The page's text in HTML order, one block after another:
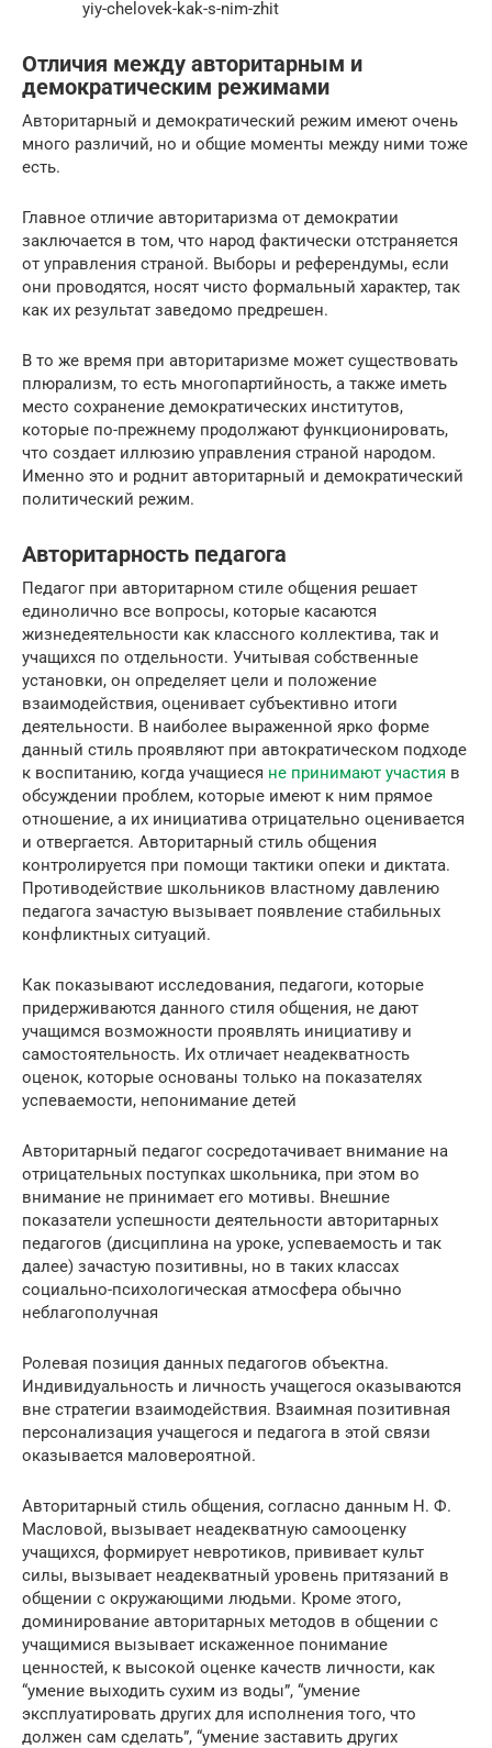
yiy-chelovek-kak-s-nim-zhit
Отличия между авторитарным и
демократическим режимами
Авторитарный и демократический режим имеют очень
много различий, но и общие моменты между ними тоже
есть.
Главное отличие авторитаризма от демократии
заключается в том, что народ фактически отстраняется
от управления страной. Выборы и референдумы, если
они проводятся, носят чисто формальный характер, так
как их результат заведомо предрешен.
В то же время при авторитаризме может существовать
плюрализм, то есть многопартийность, а также иметь
место сохранение демократических институтов,
которые по-прежнему продолжают функционировать,
что создает иллюзию управления страной народом.
Именно это и роднит авторитарный и демократический
политический режим.
Авторитарность педагога
Педагог при авторитарном стиле общения решает
единолично все вопросы, которые касаются
жизнедеятельности как классного коллектива, так и
учащихся по отдельности. Учитывая собственные
установки, он определяет цели и положение
взаимодействия, оценивает субъективно итоги
деятельности. В наиболее выраженной ярко форме
данный стиль проявляют при автократическом подходе
к воспитанию, когда учащиеся не принимают участия в
обсуждении проблем, которые имеют к ним прямое
отношение, а их инициатива отрицательно оценивается
и отвергается. Авторитарный стиль общения
контролируется при помощи тактики опеки и диктата.
Противодействие школьников властному давлению
педагога зачастую вызывает появление стабильных
конфликтных ситуаций.
Как показывают исследования, педагоги, которые
придерживаются данного стиля общения, не дают
учащимся возможности проявлять инициативу и
самостоятельность. Их отличает неадекватность
оценок, которые основаны только на показателях
успеваемости, непонимание детей
Авторитарный педагог сосредотачивает внимание на
отрицательных поступках школьника, при этом во
внимание не принимает его мотивы. Внешние
показатели успешности деятельности авторитарных
педагогов (дисциплина на уроке, успеваемость и так
далее) зачастую позитивны, но в таких классах
социально-психологическая атмосфера обычно
неблагополучная
Ролевая позиция данных педагогов объектна.
Индивидуальность и личность учащегося оказываются
вне стратегии взаимодействия. Взаимная позитивная
персонализация учащегося и педагога в этой связи
оказывается маловероятной.
Авторитарный стиль общения, согласно данным Н. Ф.
Масловой, вызывает неадекватную самооценку
учащихся, формирует невротиков, прививает культ
силы, вызывает неадекватный уровень притязаний в
общении с окружающими людьми. Кроме этого,
доминирование авторитарных методов в общении с
учащимися вызывает искаженное понимание
ценностей, к высокой оценке качеств личности, как
“умение выходить сухим из воды”, “умение
эксплуатировать других для исполнения того, что
должен сам сделать”, “умение заставить других